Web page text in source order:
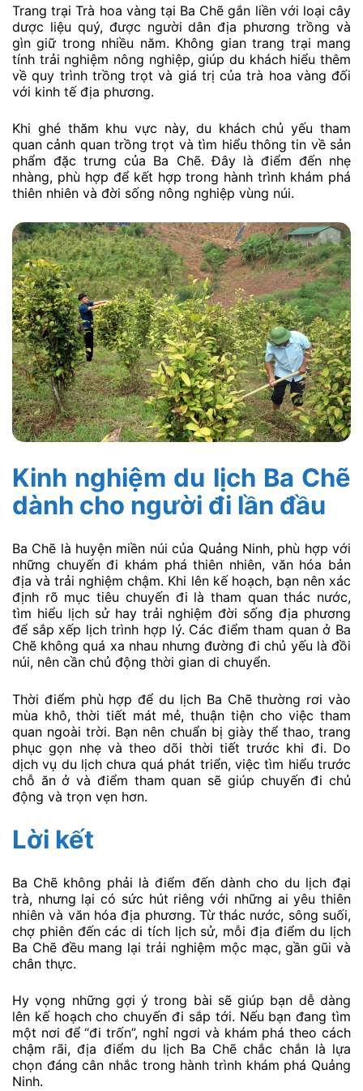
Trang trại Trà hoa vàng tại Ba Chẽ gắn liền với loại cây
dược liệu quý, được người dân địa phương trồng và
gìn giữ trong nhiều năm. Không gian trang trại mang
tính trải nghiệm nông nghiệp, giúp du khách hiểu thêm
về quy trình trồng trọt và giá trị của trà hoa vàng đối
với kinh tế địa phương.
Khi ghé thăm khu vực này, du khách chủ yếu tham
quan cảnh quan trồng trọt và tìm hiểu thông tin về sản
phẩm đặc trưng của Ba Chẽ. Đây là điểm đến nhẹ
nhàng, phù hợp để kết hợp trong hành trình khám phá
thiên nhiên và đời sống nông nghiệp vùng núi.
Kinh nghiệm du lịch Ba Chẽ
dành cho người đi lần đầu
Ba Chẽ là huyện miền núi của Quảng Ninh, phù hợp với
những chuyến đi khám phá thiên nhiên, văn hóa bản
địa và trải nghiệm chậm. Khi lên kế hoạch, bạn nên xác
định rõ mục tiêu chuyến đi là tham quan thác nước,
tìm hiểu lịch sử hay trải nghiệm đời sống địa phương
để sắp xếp lịch trình hợp lý. Các điểm tham quan ở Ba
Chẽ không quá xa nhau nhưng đường đi chủ yếu là đồi
núi, nên cần chủ động thời gian di chuyển.
Thời điểm phù hợp để du lịch Ba Chẽ thường rơi vào
mùa khô, thời tiết mát mẻ, thuận tiện cho việc tham
quan ngoài trời. Bạn nên chuẩn bị giày thể thao, trang
phục gọn nhẹ và theo dõi thời tiết trước khi đi. Do
dịch vụ du lịch chưa quá phát triển, việc tìm hiểu trước
chỗ ăn ở và điểm tham quan sẽ giúp chuyến đi chủ
động và trọn vẹn hơn.
Lời kết
Ba Chẽ không phải là điểm đến dành cho du lịch đại
trà, nhưng lại có sức hút riêng với những ai yêu thiên
nhiên và văn hóa địa phương. Từ thác nước, sông suối,
chợ phiên đến các di tích lịch sử, mỗi địa điểm du lịch
Ba Chẽ đều mang lại trải nghiệm mộc mạc, gần gũi và
chân thực.
Hy vọng những gợi ý trong bài sẽ giúp bạn dễ dàng
lên kế hoạch cho chuyến đi sắp tới. Nếu bạn đang tìm
một nơi để “đi trốn”, nghỉ ngơi và khám phá theo cách
chậm rãi, địa điểm du lịch Ba Chẽ chắc chắn là lựa
chọn đáng cân nhắc trong hành trình khám phá Quảng
Ninh.